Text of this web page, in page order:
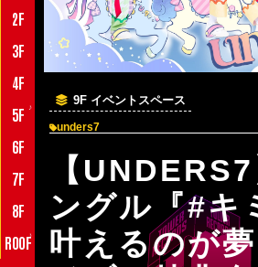
2F
3F
4F
5F
♪
6F
7F
8F
ROOF♪
9F イベントスペース
unders7
【
ングル『#キ
叶えるのが